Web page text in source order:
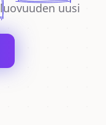
luovuuden uusi